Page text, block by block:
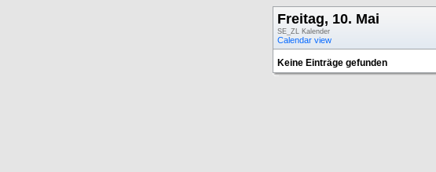
Freitag, 10. Mai
SE_ZL Kalender
Calendar view
Keine Einträge gefunden